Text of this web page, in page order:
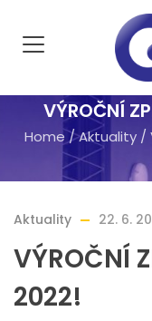
VÝROČNÍ
Home/Aktuality/
Aktuality 22. 6.
VÝROČNÍ
2022!